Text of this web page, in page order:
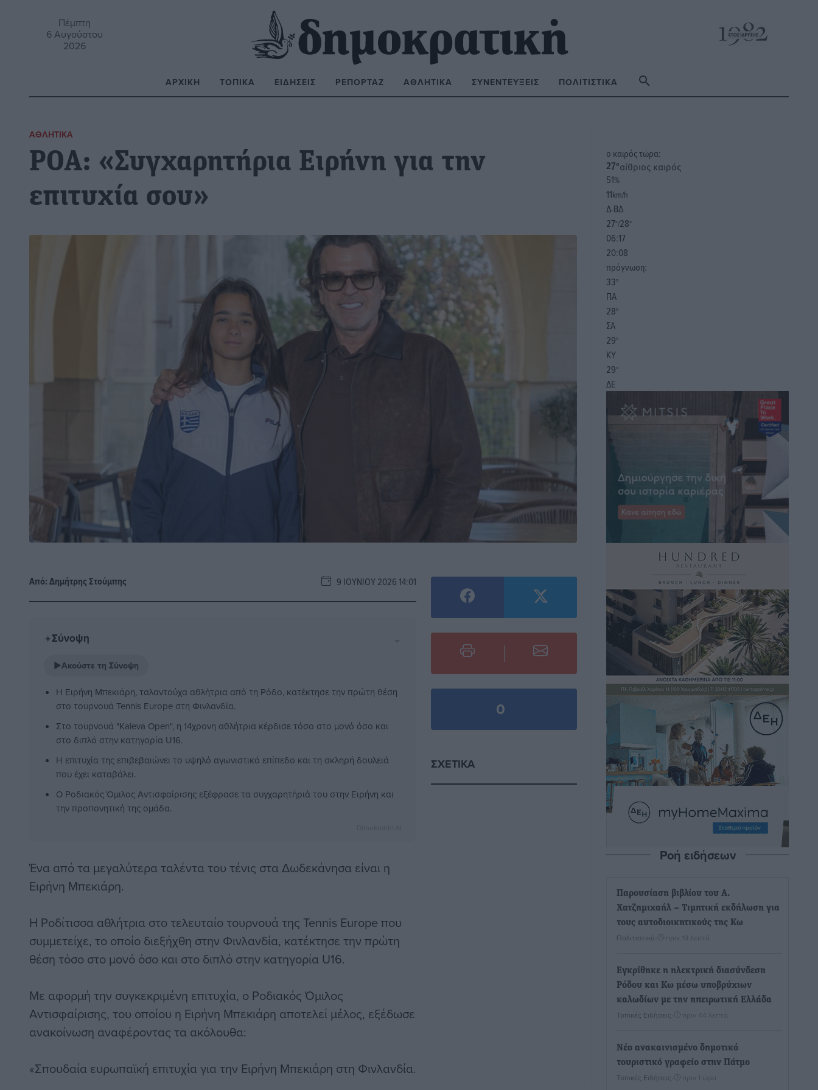
Πέμπτη
6 Αυγούστου
2026
ΑΡΧΙΚΉ ΤΟΠΙΚΆ ΕΙΔΉΣΕΙΣ ΡΕΠΟΡΤΆΖ ΑΘΛΗΤΙΚΆ ΣΥΝΕΝΤΕΎΞΕΙΣ ΠΟΛΙΤΙΣΤΙΚΆ
ΑΘΛΗΤΙΚΆ
ΡΟΑ: «Συγχαρητήρια Ειρήνη για την
επιτυχία σου»
Από:Δημήτρης Στούμπης 9 ΙΟΥΝΊΟΥ 2026 14:01
✦Σύνοψη ⌄
▶Ακούστε τη Σύνοψη
Η Ειρήνη Μπεκιάρη, ταλαντούχα αθλήτρια από τη Ρόδο, κατέκτησε την πρώτη θέση
στο τουρνουά Tennis Europe στη Φινλανδία.
Στο τουρνουά "Kaleva Open", η 14χρονη αθλήτρια κέρδισε τόσο στο μονό όσο και
στο διπλό στην κατηγορία U16.
Η επιτυχία της επιβεβαιώνει το υψηλό αγωνιστικό επίπεδο και τη σκληρή δουλειά
που έχει καταβάλει.
Ο Ροδιακός Όμιλος Αντισφαίρισης εξέφρασε τα συγχαρητήριά του στην Ειρήνη και
την προπονητική της ομάδα.
Ένα από τα μεγαλύτερα ταλέντα του τένις στα Δωδεκάνησα είναι η
Ειρήνη Μπεκιάρη.
Η Ροδίτισσα αθλήτρια στο τελευταίο τουρνουά της Tennis Europe που
συμμετείχε, το οποίο διεξήχθη στην Φινλανδία, κατέκτησε την πρώτη
θέση τόσο στο μονό όσο και στο διπλό στην κατηγορία U16.
Με αφορμή την συγκεκριμένη επιτυχία, ο Ροδιακός Όμιλος
Αντισφαίρισης, του οποίου η Ειρήνη Μπεκιάρη αποτελεί μέλος, εξέδωσε
ανακοίνωση αναφέροντας τα ακόλουθα:
«Σπουδαία ευρωπαϊκή επιτυχία για την Ειρήνη Μπεκιάρη στη Φινλανδία.
0
ΣΧΕΤΙΚΆ
o καιρός τώρα:
27°αίθριος καιρός
51%
11km/h
Δ-ΒΔ
27°/28°
06:17
20:08
πρόγνωση:
33°
ΠΑ
28°
ΣΑ
29°
ΚΥ
29°
ΔΕ
Ροή ειδήσεων
Παρουσίαση βιβλίου του Α.
Χατζημιχαήλ – Τιμητική εκδήλωση για
τους αυτοδιοικητικούς της Κω
Πολιτιστικά πριν 19 λεπτά
Εγκρίθηκε η ηλεκτρική διασύνδεση
Ρόδου και Κω μέσω υποβρύχιων
καλωδίων με την ηπειρωτική Ελλάδα
Τοπικές Ειδήσεις πριν 44 λεπτά
Νέο ανακαινισμένο δημοτικό
τουριστικό γραφείο στην Πάτμο
Τοπικές Ειδήσεις πριν 1 ώρα